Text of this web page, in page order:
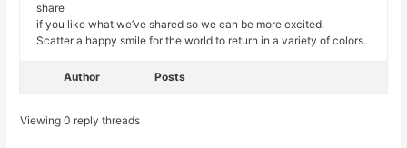
share
if you like what we’ve shared so we can be more excited.
Scatter a happy smile for the world to return in a variety of colors.
Author Posts
Viewing 0 reply threads